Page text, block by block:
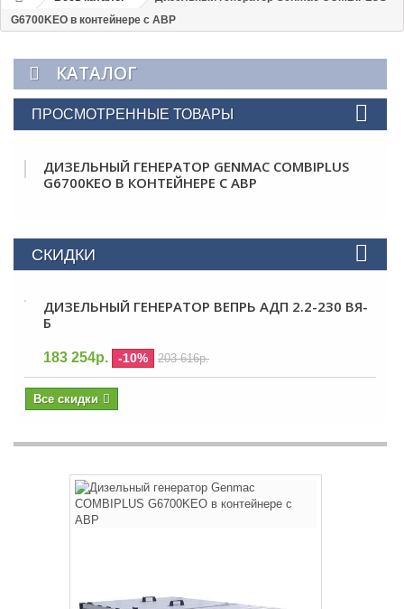
G6700KEO в контейнере с АВР
КАТАЛОГ
ПРОСМОТРЕННЫЕ ТОВАРЫ
ДИЗЕЛЬНЫЙ ГЕНЕРАТОР GENMAC COMBIPLUS
G6700KEO В КОНТЕЙНЕРЕ С АВР
СКИДКИ
ДИЗЕЛЬНЫЙ ГЕНЕРАТОР ВЕПРЬ АДП 2.2-230 ВЯ-
Б
183 254р. -10% 203 616р.
Все скидки